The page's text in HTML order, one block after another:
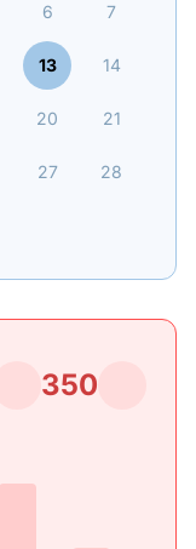
6 7
13 14
20 21
27 28
350